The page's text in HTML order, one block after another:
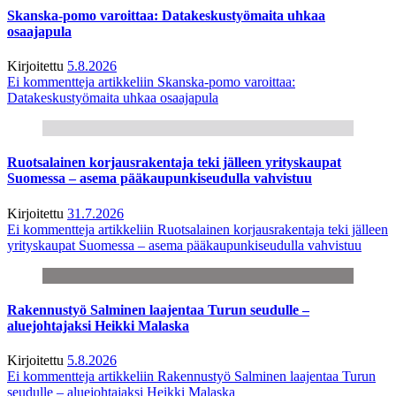
Skanska-pomo varoittaa: Datakeskustyömaita uhkaa
osaajapula
Kirjoitettu 5.8.2026
Ei kommentteja artikkeliin Skanska-pomo varoittaa:
Datakeskustyömaita uhkaa osaajapula
Ruotsalainen korjausrakentaja teki jälleen yrityskaupat
Suomessa – asema pääkaupunkiseudulla vahvistuu
Kirjoitettu 31.7.2026
Ei kommentteja artikkeliin Ruotsalainen korjausrakentaja teki jälleen
yrityskaupat Suomessa – asema pääkaupunkiseudulla vahvistuu
Rakennustyö Salminen laajentaa Turun seudulle –
aluejohtajaksi Heikki Malaska
Kirjoitettu 5.8.2026
Ei kommentteja artikkeliin Rakennustyö Salminen laajentaa Turun
seudulle – aluejohtajaksi Heikki Malaska